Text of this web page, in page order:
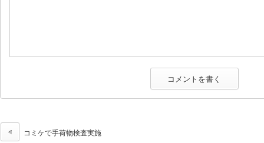
コミケで手荷物検査実施